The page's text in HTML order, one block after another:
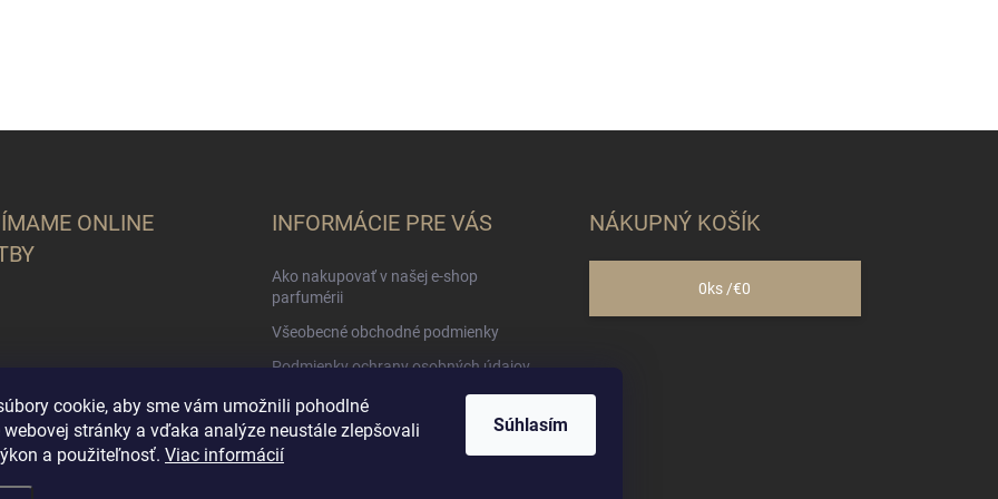
cookie, aby sme vám umožnili pohodlné
stránky a vďaka analýze neustále zlepšovali
a použiteľnosť. Viac informácií
Súhlasím
ONLINE
INFORMÁCIE PRE VÁS
Ako nakupovať v našej e-shop
parfumérii
Všeobecné obchodné podmienky
Podmienky ochrany osobných údajov
O nás
NÁKUPNÝ KOŠÍK
0ks /€0